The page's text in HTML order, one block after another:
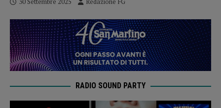
RADIO SOUND PARTY